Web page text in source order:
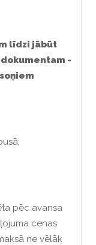
līdzi jābūt
-
pēc avansa
cenas
ne vēlāk